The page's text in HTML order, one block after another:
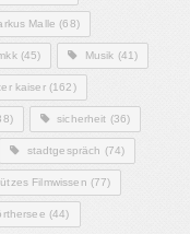
Malle (68)
(45) Musik (41)
kaiser(162)
sicherheit (36)
stadtgespräch (74)
Filmwissen (77)
(44)